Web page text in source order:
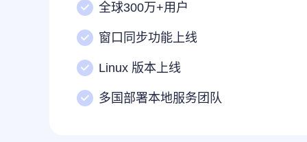
全球300万+用户
窗口同步功能上线
Linux 版本上线
多国部署本地服务团队